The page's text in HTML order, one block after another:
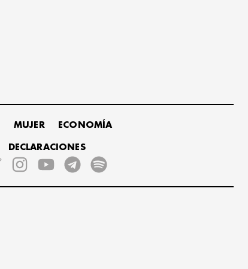
MUJER ECONOMÍA
DECLARACIONES